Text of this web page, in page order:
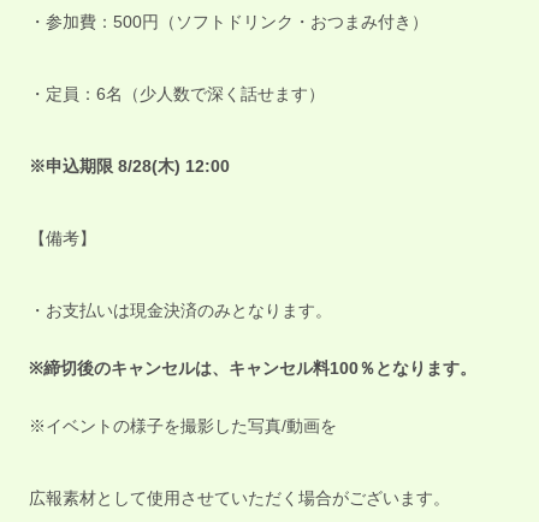
・参加費：500円（ソフトドリンク・おつまみ付き）
・定員：6名（少人数で深く話せます）
※申込期限 8/28(木) 12:00
【備考】
・お支払いは現金決済のみとなります。
※締切後のキャンセルは、キャンセル料100％となります。
※イベントの様子を撮影した写真/動画を
広報素材として使用させていただく場合がございます。